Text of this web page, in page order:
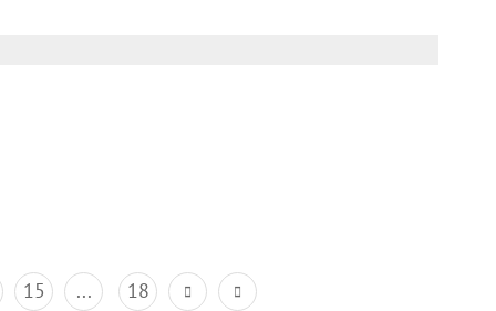
15 ... 18